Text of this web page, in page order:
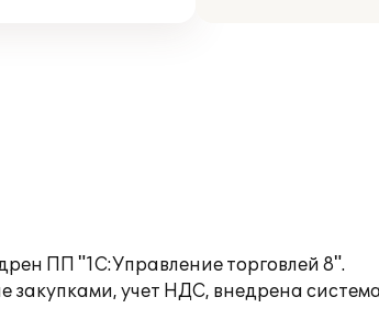
ПП "1С:Управление торговлей 8".
учет НДС, внедрена